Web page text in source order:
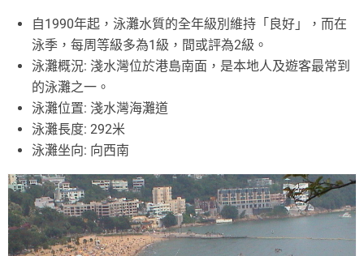
自1990年起，泳灘水質的全年級別維持「良好」，而在
泳季，每周等級多為1級，間或評為2級。
泳灘概況: 淺水灣位於港島南面，是本地人及遊客最常到
的泳灘之一。
泳灘位置: 淺水灣海灘道
泳灘長度: 292米
泳灘坐向: 向西南